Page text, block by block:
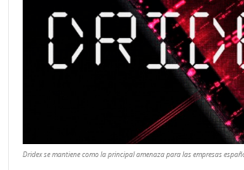
Dridex se mantiene como la principal amenaza para las empresas